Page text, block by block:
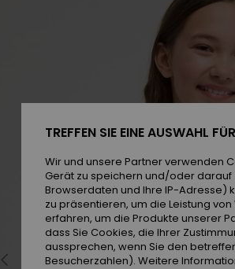
TREFFEN SIE EINE AUSWAHL
Wir und unsere Partner verwenden
Gerät zu speichern und/oder
Browserdaten und Ihre IP-Adresse)
zu präsentieren, um die Leistung
erfahren, um die Produkte unserer
dass Sie Cookies, die Ihrer
aussprechen, wenn Sie den
Besucherzahlen). Weitere